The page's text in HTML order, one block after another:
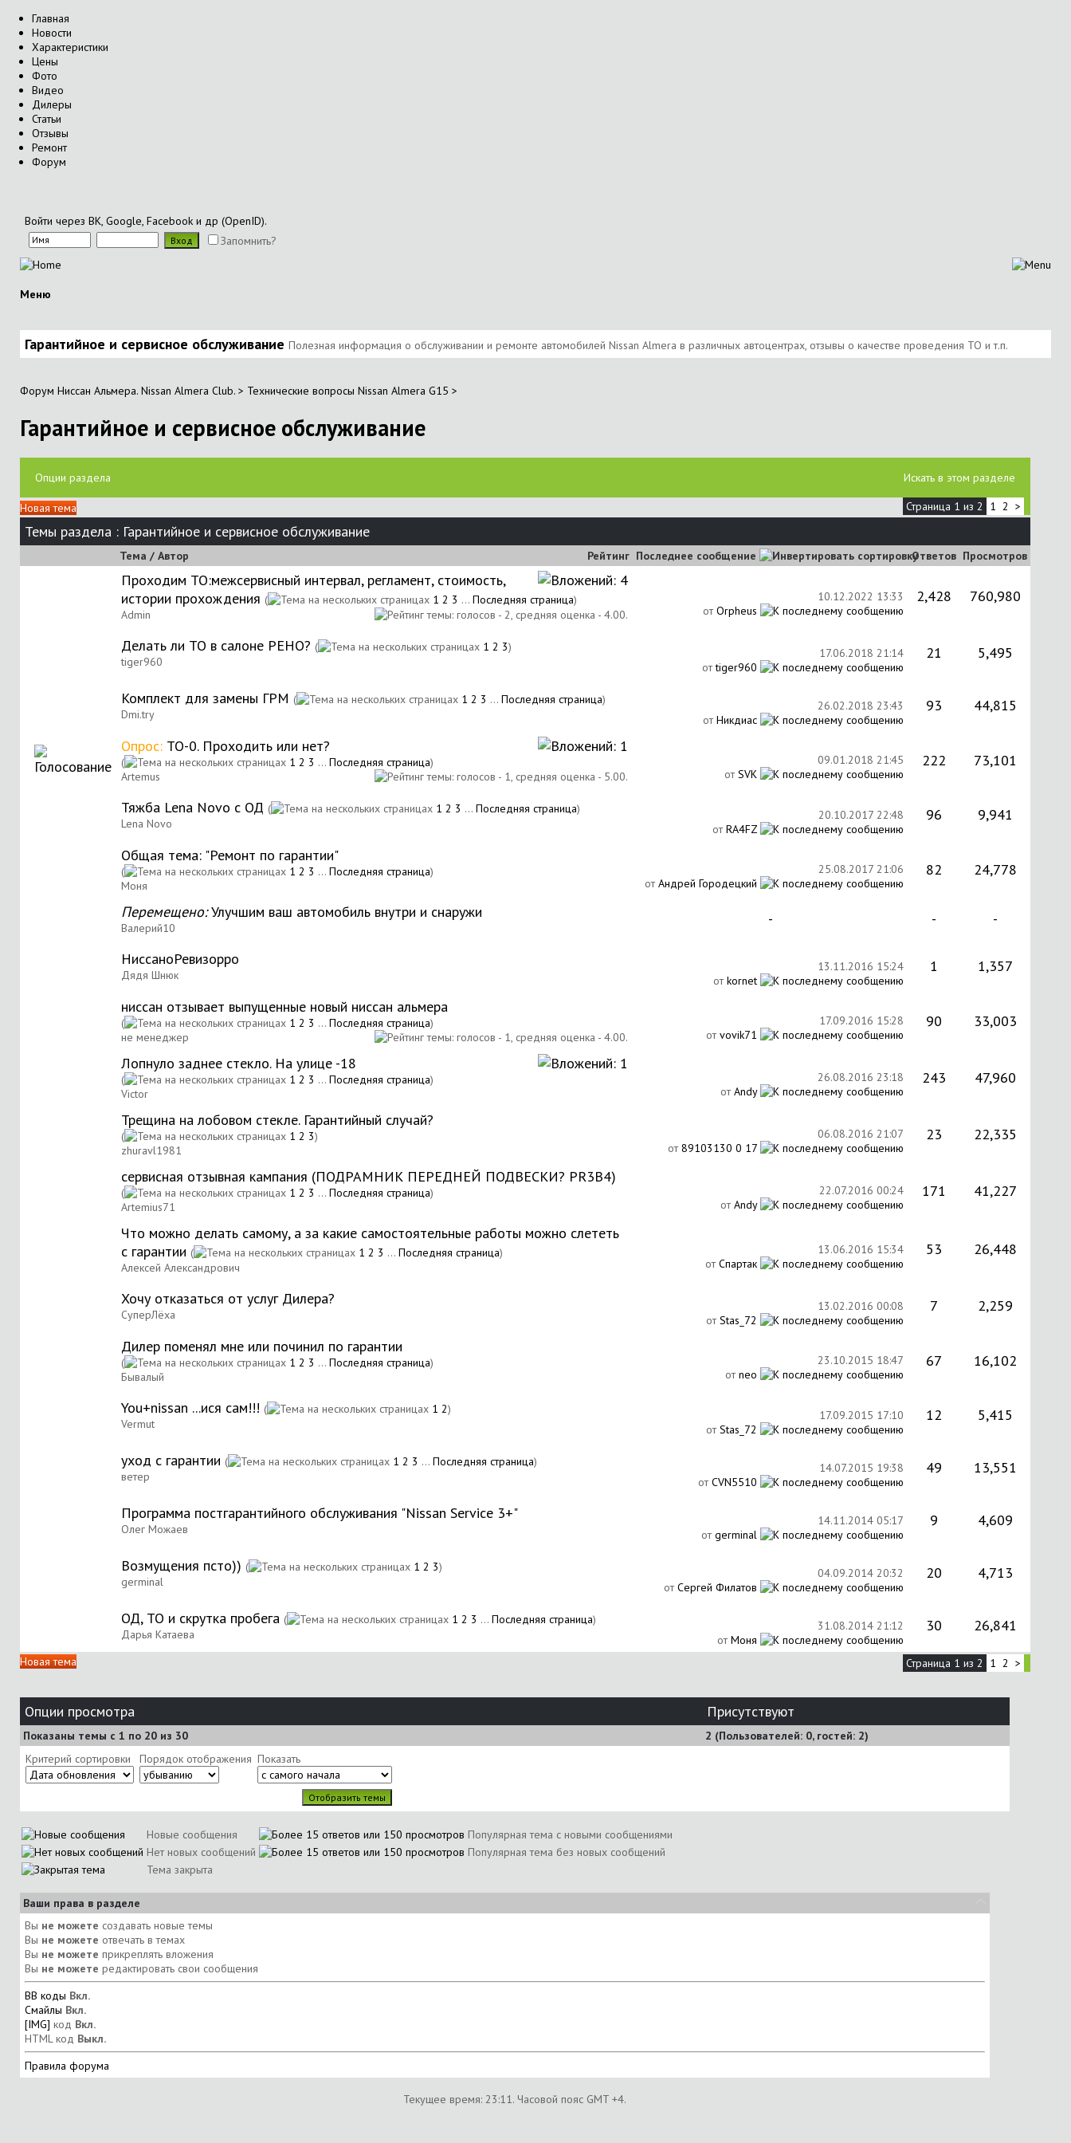
Главная
Новости
Характеристики
Цены
Фото
Видео
Дилеры
Статьи
Отзывы
Ремонт
Форум
Войти через ВК, Google, Facebook и др (OpenID).
Запомнить?
Меню
Гарантийное и сервисное обслуживание Полезная информация о обслуживании и ремонте автомобилей Nissan Almera в различных автоцентрах, отзывы о качестве проведения ТО и т.п.
Форум Ниссан Альмера. Nissan Almera Club. > Технические вопросы Nissan Almera G15 >
Гарантийное и сервисное обслуживание
Опции раздела Искать в этом разделе
Новая тема Страница 1 из 2 1 2 >
Темы раздела : Гарантийное и сервисное обслуживание
Рейтинг
Тема /Автор Последнее сообщение Ответов Просмотров
Проходим ТО:межсервисный интервал, регламент, стоимость,
истории прохождения ( 1 2 3 ...Последняя страница)
Аdmin
10.12.2022 13:33
отOrpheus
2,428 760,980
Делать ли ТО в салоне РЕНО? ( 1 2 3)
tiger960
17.06.201821:14
отtiger960
21 5,495
Комплект для замены ГРМ ( 1 2 3 ...Последняя страница)
Dmi.try
26.02.201823:43
отНикдиас
93 44,815
Опрос: ТО-0. Проходить или нет?
( 1 2 3 ...Последняя страница)
Artemus
09.01.201821:45
отSVK
222 73,101
Тяжба Lena Novo с ОД ( 1 2 3 ...Последняя страница)
Lena Novo
20.10.201722:48
отRA4FZ
96 9,941
Общая тема: "Ремонт по гарантии"
( 1 2 3 ...Последняя страница)
Моня
25.08.201721:06
отАндрей Городецкий
82 24,778
Перемещено:Улучшим ваш автомобиль внутри и снаружи
Валерий10 - - -
НиссаноРевизорро
Дядя Шнюк
13.11.2016 15:24
отkornet
1 1,357
ниссан отзывает выпущенные новый ниссан альмера
( 1 2 3 ...Последняя страница)
не менеджер
17.09.2016 15:28
отvovik71
90 33,003
Лопнуло заднее стекло. На улице -18
( 1 2 3 ...Последняя страница)
Victor
26.08.201623:18
отAndy
243 47,960
Трещина на лобовом стекле. Гарантийный случай?
( 1 2 3)
zhuravl1981
06.08.201621:07
от89103130 0 17
23 22,335
сервисная отзывная кампания (ПОДРАМНИК ПЕРЕДНЕЙ ПОДВЕСКИ? PR3B4)
( 1 2 3 ...Последняя страница)
Artemius71
22.07.201600:24
отAndy
171 41,227
Что можно делать самому, а за какие самостоятельные работы можно слететь
с гарантии ( 1 2 3 ...Последняя страница)
Алексей Александрович
13.06.2016 15:34
отСпартак
53 26,448
Хочу отказаться от услуг Дилера?
СуперЛёха
13.02.201600:08
отStas_72
7 2,259
Дилер поменял мне или починил по гарантии
( 1 2 3 ...Последняя страница)
Бывалый
23.10.2015 18:47
отneo
67 16,102
You+nissan ...ися сам!!! ( 1 2)
Vermut
17.09.2015 17:10
отStas_72
12 5,415
уход с гарантии ( 1 2 3 ...Последняя страница)
ветер
14.07.2015 19:38
отCVN5510
49 13,551
Программа постгарантийного обслуживания "Nissan Service 3+"
Олег Можаев
14.11.201405:17
отgerminal
9 4,609
Возмущения псто)) ( 1 2 3)
germinal
04.09.201420:32
отСергей Филатов
20 4,713
ОД, ТО и скрутка пробега ( 1 2 3 ...Последняя страница)
Дарья Катаева
31.08.201421:12
отМоня
30 26,841
Новая тема Страница 1 из 2 1 2 >
Опции просмотра Присутствуют
Показаны темы с 1 по 20 из 30
2 (Пользователей: 0, гостей: 2)
Критерий сортировки
Порядок отображения Показать
Новые сообщения
Популярная тема с новыми сообщениями
Нет новых сообщений
Популярная тема без новых сообщений
Тема закрыта
Ваши права в разделе
Вы не можете создавать новые темы
Вы не можете отвечать в темах
Вы не можете прикреплять вложения
Вы не можете редактировать свои сообщения
BB коды Вкл.
Смайлы Вкл.
[IMG] код Вкл.
HTML код Выкл.
Правила форума
Текущее время:23:11. Часовой пояс GMT +4.